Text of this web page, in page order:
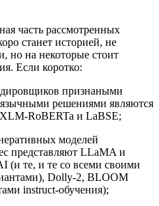
часть рассмотренных
станет историей, не
но на некоторые стоит
Если коротко:
признаными
решениями являются
RoBERTa и LaBSE;
моделей
представляют LLaMA и
(и те, и те со всеми своими
Dolly-2, BLOOM
instruct-обучения);